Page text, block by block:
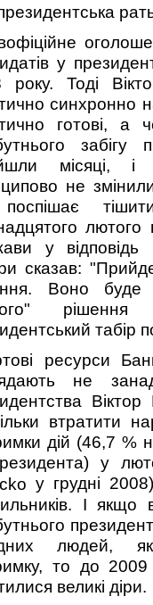
у
року. Тоді
синхронно
готові, а
забігу
місяці, і
не
лютого
у
сказав:
Воно буде
табір
ресурси
не
втратити
дій (46,7 %
у
у грудні
І якщо
людей,
то до
великі діри.